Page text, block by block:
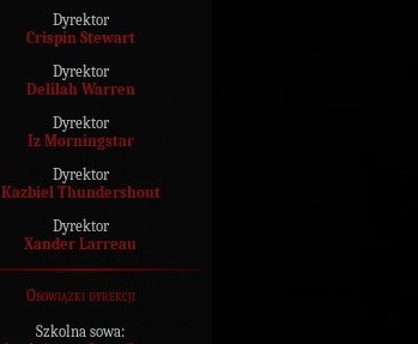
Dyrektor
Crispin Stewart
Dyrektor
Delilah Warren
Dyrektor
Iz Morningstar
Dyrektor
Kazbiel Thundershout
Dyrektor
Xander Larreau
Obowiązki dyrekcji
Szkolna sowa: